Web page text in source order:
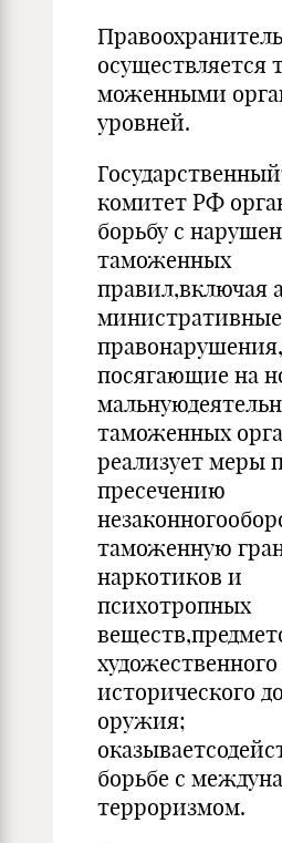
осуществляется
моженными
уровней.
комитет РФ
борьбу с
таможенных
правил,включая
министративные
правонарушения,
посягающие на
таможенных
реализует меры
пресечению
таможен­ную
наркотиков и
психотропных
исторического
оружия;
борьбе с
терроризмом.